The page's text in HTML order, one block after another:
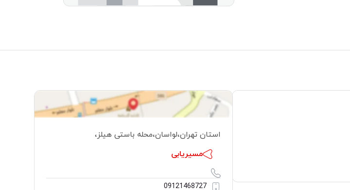
استان تهران،لواسان،محله باستی هیلز،
مسیریابی
09121468727